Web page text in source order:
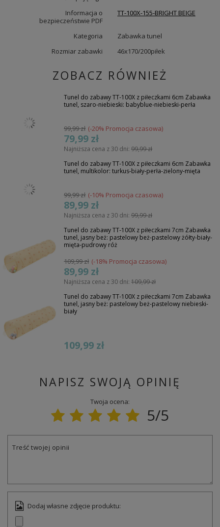
Informacja o
bezpieczeństwie PDF
TT-100X-155-BRIGHT BEIGE
Kategoria
Zabawka tunel
Rozmiar zabawki
46x170/200piłek
ZOBACZ RÓWNIEŻ
Tunel do zabawy TT-100X z piłeczkami 6cm Zabawka
tunel, szaro-niebieski: babyblue-niebieski-perła
99,99 zł (-20% Promocja czasowa)
79,99 zł
Najniższa cena z 30 dni: 99,99 zł
Tunel do zabawy TT-100X z piłeczkami 6cm Zabawka
tunel, multikolor: turkus-biały-perła-zielony-mięta
99,99 zł (-10% Promocja czasowa)
89,99 zł
Najniższa cena z 30 dni: 99,99 zł
Tunel do zabawy TT-100X z piłeczkami 7cm Zabawka
tunel, jasny beż: pastelowy beż-pastelowy żółty-biały-
mięta-pudrowy róż
109,99 zł (-18% Promocja czasowa)
89,99 zł
Najniższa cena z 30 dni: 109,99 zł
Tunel do zabawy TT-100X z piłeczkami 7cm Zabawka
tunel, jasny beż: pastelowy beż-pastelowy niebieski-
biały
109,99 zł
NAPISZ SWOJĄ OPINIĘ
Twoja ocena:
5/5
Treść twojej opinii
Dodaj własne zdjęcie produktu: